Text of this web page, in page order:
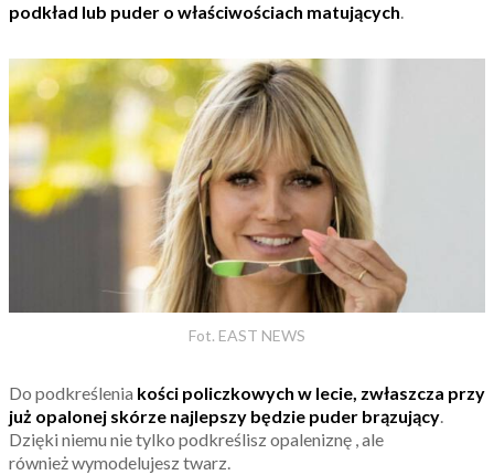
podkład lub puder o właściwościach matujących.
Fot. EAST NEWS
Do podkreślenia kości policzkowych w lecie, zwłaszcza przy
już opalonej skórze najlepszy będzie puder brązujący.
Dzięki niemu nie tylko podkreślisz opaleniznę , ale
również wymodelujesz twarz.